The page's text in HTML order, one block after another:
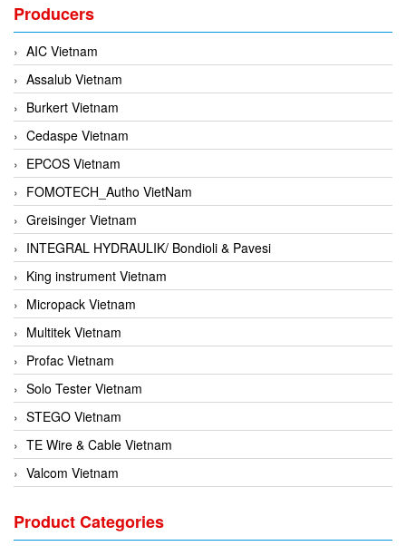
Producers
AIC Vietnam
Assalub Vietnam
Burkert Vietnam
Cedaspe Vietnam
EPCOS Vietnam
FOMOTECH_Autho VietNam
Greisinger Vietnam
INTEGRAL HYDRAULIK/ Bondioli & Pavesi
King instrument Vietnam
Micropack Vietnam
Multitek Vietnam
Profac Vietnam
Solo Tester Vietnam
STEGO Vietnam
TE Wire & Cable Vietnam
Valcom Vietnam
3CTEST Vietnam
Product Categories